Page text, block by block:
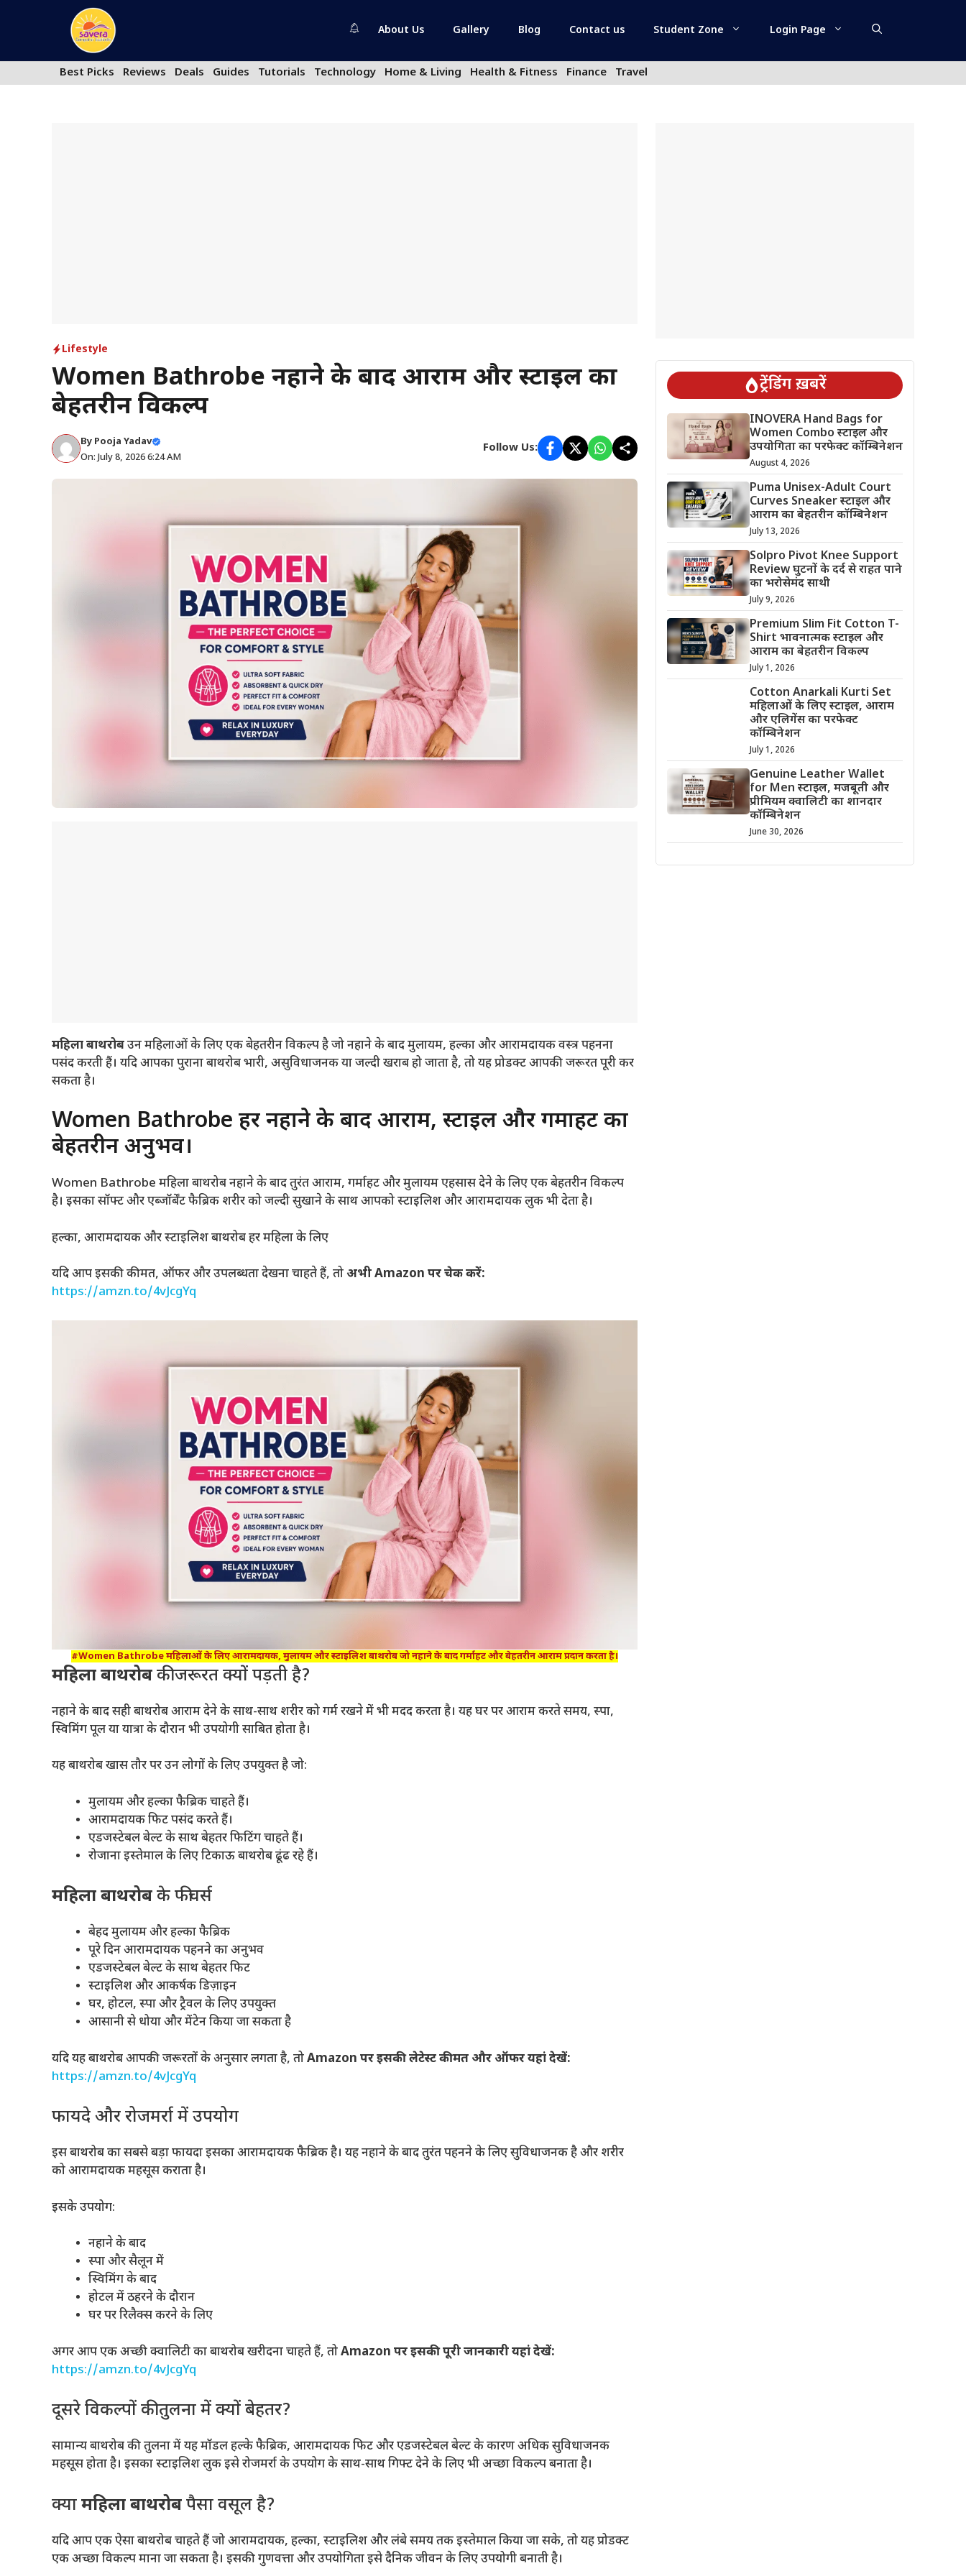
About Us Gallery Blog Contact us Student Zone Login Page
Best Picks Reviews Deals Guides Tutorials Technology Home & Living Health & Fitness Finance Travel
Lifestyle
Women Bathrobe नहाने के बाद आराम और स्टाइल का
बेहतरीन विकल्प
By Pooja Yadav
On: July 8, 2026 6:24 AM
Follow Us:
महिला बाथरोबउन महिलाओं के लिए एक बेहतरीन विकल्प है जो नहाने के बाद मुलायम, हल्का और आरामदायक वस्त्र पहनना
पसंद करती हैं। यदि आपका पुराना बाथरोब भारी, असुविधाजनक या जल्दी खराब हो जाता है, तो यह प्रोडक्ट आपकी जरूरत पूरी कर
सकता है।
Women Bathrobe हर नहाने के बाद आराम, स्टाइल और गर्माहट का
बेहतरीन अनुभव।
Women Bathrobe महिला बाथरोब नहाने के बाद तुरंत आराम, गर्माहट और मुलायम एहसास देने के लिए एक बेहतरीन विकल्प
है। इसका सॉफ्ट और एब्जॉर्बेंट फैब्रिक शरीर को जल्दी सुखाने के साथ आपको स्टाइलिश और आरामदायक लुक भी देता है।
हल्का, आरामदायक और स्टाइलिश बाथरोब हर महिला के लिए
यदि आप इसकी कीमत, ऑफर और उपलब्धता देखना चाहते हैं, तोअभी Amazon पर चेक करें:
https://amzn.to/4vJcgYq
#Women Bathrobe महिलाओं के लिए आरामदायक, मुलायम और स्टाइलिश बाथरोब जो नहाने के बाद गर्माहट और बेहतरीन आराम प्रदान करता है।
महिला बाथरोबकी जरूरत क्यों पड़ती है?
नहाने के बाद सही बाथरोब आराम देने के साथ-साथ शरीर को गर्म रखने में भी मदद करता है। यह घर पर आराम करते समय, स्पा,
स्विमिंग पूल या यात्रा के दौरान भी उपयोगी साबित होता है।
यह बाथरोब खास तौर पर उन लोगों के लिए उपयुक्त है जो:
मुलायम और हल्का फैब्रिक चाहते हैं।
आरामदायक फिट पसंद करते हैं।
एडजस्टेबल बेल्ट के साथ बेहतर फिटिंग चाहते हैं।
रोजाना इस्तेमाल के लिए टिकाऊ बाथरोब ढूंढ रहे हैं।
महिला बाथरोबके फीचर्स
बेहद मुलायम और हल्का फैब्रिक
पूरे दिन आरामदायक पहनने का अनुभव
एडजस्टेबल बेल्ट के साथ बेहतर फिट
स्टाइलिश और आकर्षक डिज़ाइन
घर, होटल, स्पा और ट्रैवल के लिए उपयुक्त
आसानी से धोया और मेंटेन किया जा सकता है
यदि यह बाथरोब आपकी जरूरतों के अनुसार लगता है, तोAmazon पर इसकी लेटेस्ट कीमत और ऑफर यहां देखें:
https://amzn.to/4vJcgYq
फायदे और रोजमर्रा में उपयोग
इस बाथरोब का सबसे बड़ा फायदा इसका आरामदायक फैब्रिक है। यह नहाने के बाद तुरंत पहनने के लिए सुविधाजनक है और शरीर
को आरामदायक महसूस कराता है।
इसके उपयोग:
नहाने के बाद
स्पा और सैलून में
स्विमिंग के बाद
होटल में ठहरने के दौरान
घर पर रिलैक्स करने के लिए
अगर आप एक अच्छी क्वालिटी का बाथरोब खरीदना चाहते हैं, तोAmazon पर इसकी पूरी जानकारी यहां देखें:
https://amzn.to/4vJcgYq
दूसरे विकल्पों की तुलना में क्यों बेहतर?
सामान्य बाथरोब की तुलना में यह मॉडल हल्के फैब्रिक, आरामदायक फिट और एडजस्टेबल बेल्ट के कारण अधिक सुविधाजनक
महसूस होता है। इसका स्टाइलिश लुक इसे रोजमर्रा के उपयोग के साथ-साथ गिफ्ट देने के लिए भी अच्छा विकल्प बनाता है।
क्यामहिला बाथरोबपैसा वसूल है?
यदि आप एक ऐसा बाथरोब चाहते हैं जो आरामदायक, हल्का, स्टाइलिश और लंबे समय तक इस्तेमाल किया जा सके, तो यह प्रोडक्ट
एक अच्छा विकल्प माना जा सकता है। इसकी गुणवत्ता और उपयोगिता इसे दैनिक जीवन के लिए उपयोगी बनाती है।
ट्रेंडिंग ख़बरें
INOVERA Hand Bags for
Women Combo स्टाइल और
उपयोगिता का परफेक्ट कॉम्बिनेशन
August 4, 2026
Puma Unisex-Adult Court
Curves Sneaker स्टाइल और
आराम का बेहतरीन कॉम्बिनेशन
July 13, 2026
Solpro Pivot Knee Support
Review घुटनों के दर्द से राहत पाने
का भरोसेमंद साथी
July 9, 2026
Premium Slim Fit Cotton T-
Shirt भावनात्मक स्टाइल और
आराम का बेहतरीन विकल्प
July 1, 2026
Cotton Anarkali Kurti Set
महिलाओं के लिए स्टाइल, आराम
और एलिगेंस का परफेक्ट
कॉम्बिनेशन
July 1, 2026
Genuine Leather Wallet
for Men स्टाइल, मजबूती और
प्रीमियम क्वालिटी का शानदार
कॉम्बिनेशन
June 30, 2026